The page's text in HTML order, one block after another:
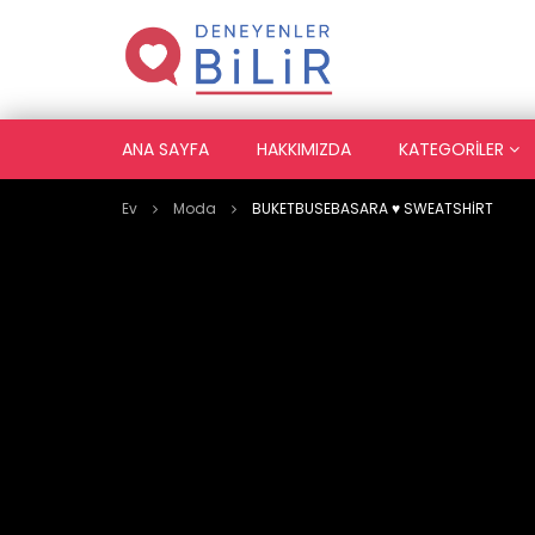
ANA SAYFA HAKKIMIZDA KATEGORILER
Ev Moda BUKETBUSEBASARA ♥️ SWEATSHİRT